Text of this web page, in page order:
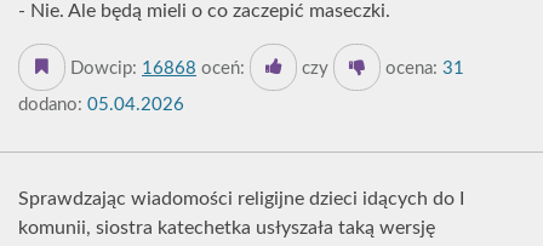
- Nie. Ale będą mieli o co zaczepić maseczki.
Dowcip: 16868 oceń: czy ocena: 31
dodano: 05.04.2026
Sprawdzając wiadomości religijne dzieci idących do I
komunii, siostra katechetka usłyszała taką wersję